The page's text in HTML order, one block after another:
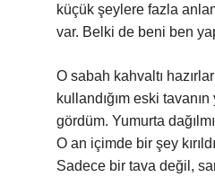
küçük şeylere fazla
var. Belki de beni ben
O sabah kahvaltı
kullandığım eski tavanın
gördüm. Yumurta
O an içimde bir şey
Sadece bir tava değil,